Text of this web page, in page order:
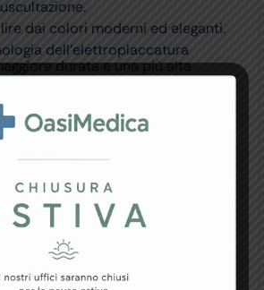
dai colori moderni ed eleganti.
dell’elettroplaccatura
durata e una più alta
doppia (Ø 48 mm e 36 mm)
in alluminio con molla
(acciaio inox per la versione Oro
ergonomiche e morbide per il
mm, lunghezza 60 cm
75 cm